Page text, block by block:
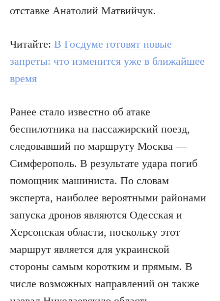
отставке Анатолий Матвийчук.
Читайте: В Госдуме готовят новые
запреты: что изменится уже в ближайшее
время
Ранее стало известно об атаке
беспилотника на пассажирский поезд,
следовавший по маршруту Москва —
Симферополь. В результате удара погиб
помощник машиниста. По словам
эксперта, наиболее вероятными районами
запуска дронов являются Одесская и
Херсонская области, поскольку этот
маршрут является для украинской
стороны самым коротким и прямым. В
числе возможных направлений он также